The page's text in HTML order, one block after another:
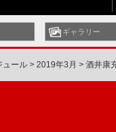
ギャラリー
ュール > 2019年3月 > 酒井康